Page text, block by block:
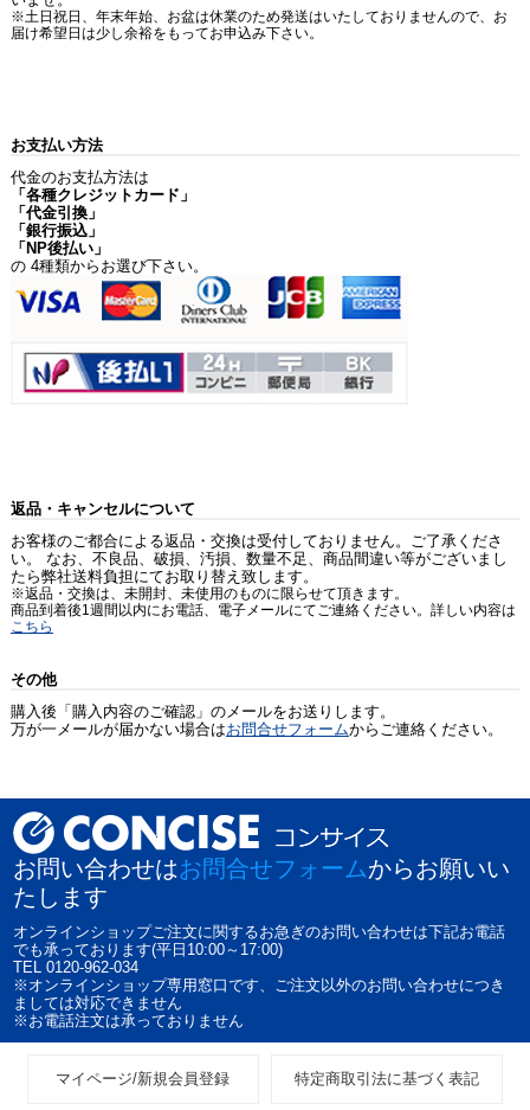
※土日祝日、年末年始、お盆は休業のため発送はいたしておりませんので、お
届け希望日は少し余裕をもってお申込み下さい。
お支払い方法
代金のお支払方法は
「各種クレジットカード」
「代金引換」
「銀行振込」
「NP後払い」
の 4種類からお選び下さい。
返品・キャンセルについて
お客様のご都合による返品・交換は受付しておりません。ご了承くださ
い。 なお、不良品、破損、汚損、数量不足、商品間違い等がございまし
たら弊社送料負担にてお取り替え致します。
※返品・交換は、未開封、未使用のものに限らせて頂きます。
商品到着後1週間以内にお電話、電子メールにてご連絡ください。詳しい内容は
こちら
その他
購入後「購入内容のご確認」のメールをお送りします。
万が一メールが届かない場合はお問合せフォームからご連絡ください。
お問い合わせはお問合せフォームからお願いい
たします
オンラインショップご注文に関するお急ぎのお問い合わせは下記お電話
でも承っております(平日10:00～17:00)
TEL 0120-962-034
※オンラインショップ専用窓口です、ご注文以外のお問い合わせにつき
ましては対応できません
※お電話注文は承っておりません
マイページ/新規会員登録 特定商取引法に基づく表記